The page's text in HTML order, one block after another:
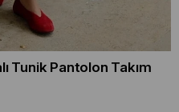
Tunik Pantolon Takım